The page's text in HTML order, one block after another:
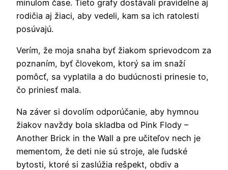
minulom čase. Tieto grafy dostávali pravidelne aj
rodičia aj žiaci, aby vedeli, kam sa ich ratolesti
posúvajú.
Verím, že moja snaha byť žiakom sprievodcom za
poznaním, byť človekom, ktorý sa im snaží
pomôcť, sa vyplatila a do budúcnosti prinesie to,
čo priniesť mala.
Na záver si dovolím odporúčanie, aby hymnou
žiakov navždy bola skladba od Pink Flody –
Another Brick in the Wall a pre učiteľov nech je
mementom, že deti nie sú stroje, ale ľudské
bytosti, ktoré si zaslúžia rešpekt, obdiv a